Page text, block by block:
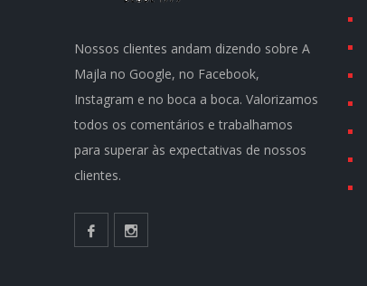
Nossos clientes andam dizendo sobre A
Majla no Google, no Facebook,
Instagram e no boca a boca. Valorizamos
todos os comentários e trabalhamos
para superar às expectativas de nossos
clientes.